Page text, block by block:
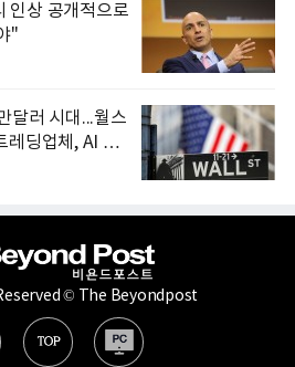
인상 공개적으로
"
달러 시대...월스
레딩업체, AI 기
© The Beyondpost